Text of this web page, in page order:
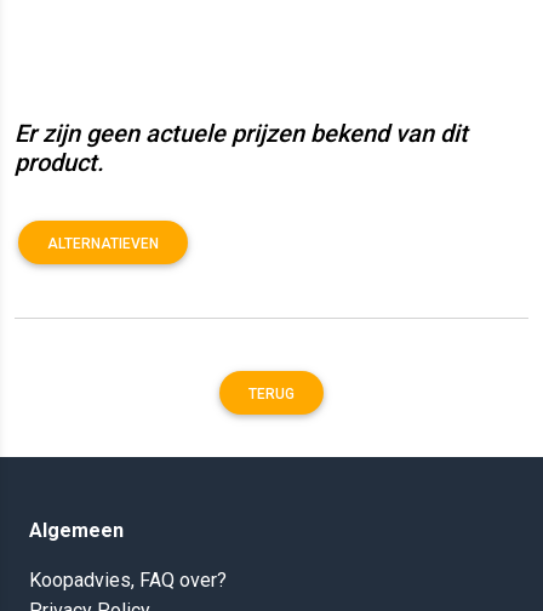
Er zijn geen actuele prijzen bekend van dit
product.
ALTERNATIEVEN
TERUG
Algemeen
Koopadvies, FAQ over?